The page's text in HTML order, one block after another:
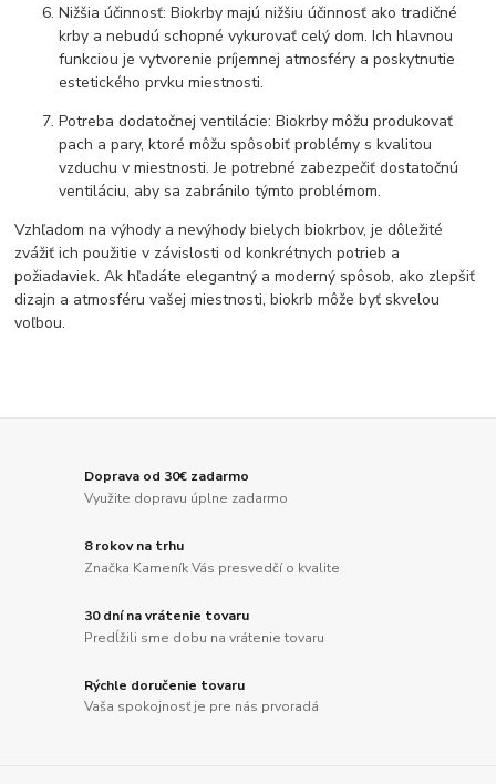
Nižšia účinnosť: Biokrby majú nižšiu účinnosť ako tradičné
krby a nebudú schopné vykurovať celý dom. Ich hlavnou
funkciou je vytvorenie príjemnej atmosféry a poskytnutie
estetického prvku miestnosti.
Potreba dodatočnej ventilácie: Biokrby môžu produkovať
pach a pary, ktoré môžu spôsobiť problémy s kvalitou
vzduchu v miestnosti. Je potrebné zabezpečiť dostatočnú
ventiláciu, aby sa zabránilo týmto problémom.
Vzhľadom na výhody a nevýhody bielych biokrbov, je dôležité
zvážiť ich použitie v závislosti od konkrétnych potrieb a
požiadaviek. Ak hľadáte elegantný a moderný spôsob, ako zlepšiť
dizajn a atmosféru vašej miestnosti, biokrb môže byť skvelou
voľbou.
Doprava od 30€ zadarmo
Využite dopravu úplne zadarmo
8 rokov na trhu
Značka Kameník Vás presvedčí o kvalite
30 dní na vrátenie tovaru
Predĺžili sme dobu na vrátenie tovaru
Rýchle doručenie tovaru
Vaša spokojnosť je pre nás prvoradá